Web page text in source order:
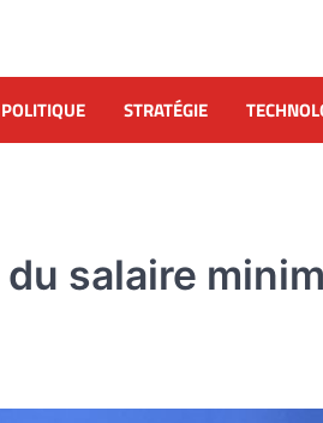
POLITIQUE STRATÉGIE
salaire